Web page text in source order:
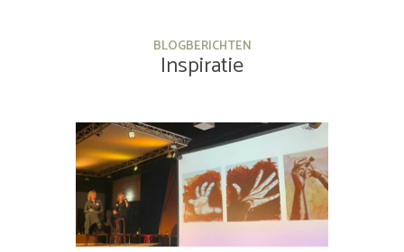
BLOGBERICHTEN
Inspiratie